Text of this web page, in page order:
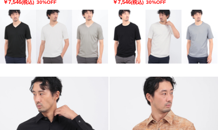
￥7,546(税込) 30%OFF ￥7,546(税込) 30%OFF